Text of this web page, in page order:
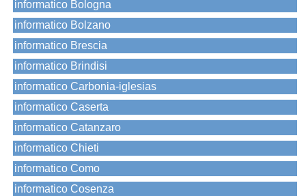
informatico Bologna
informatico Bolzano
informatico Brescia
informatico Brindisi
informatico Carbonia-iglesias
informatico Caserta
informatico Catanzaro
informatico Chieti
informatico Como
informatico Cosenza